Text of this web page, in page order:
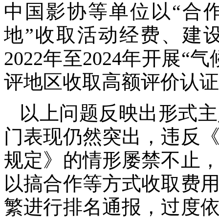
中国影协等单位以“合
地”收取活动经费、建
2022年至2024年开展“
评地区收取高额评价认
以上问题反映出形式
门表现仍然突出，违反
规定》的情形屡禁不止
以搞合作等方式收取费
繁进行排名通报，过度